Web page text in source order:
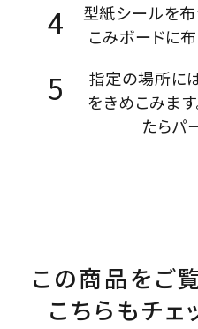
型紙シールを布
こみボードに
指定の場所に
をきめこみま
たらパ
この商品をご
こちらもチェ